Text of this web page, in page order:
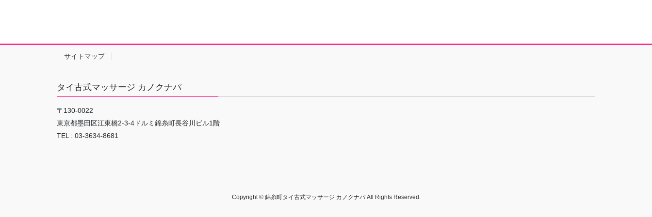
サイトマップ
タイ古式マッサージ カノクナパ
〒130-0022
東京都墨田区江東橋2-3-4ドルミ錦糸町長谷川ビル1階
TEL : 03-3634-8681
Copyright © 錦糸町タイ古式マッサージ カノクナパ All Rights Reserved.